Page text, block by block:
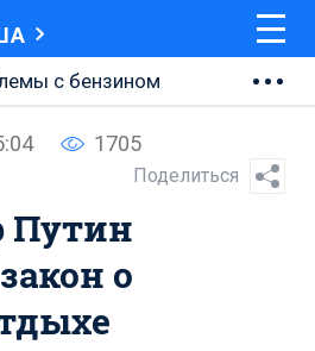
с бензином
площади
1705
Поделиться
Путин
о